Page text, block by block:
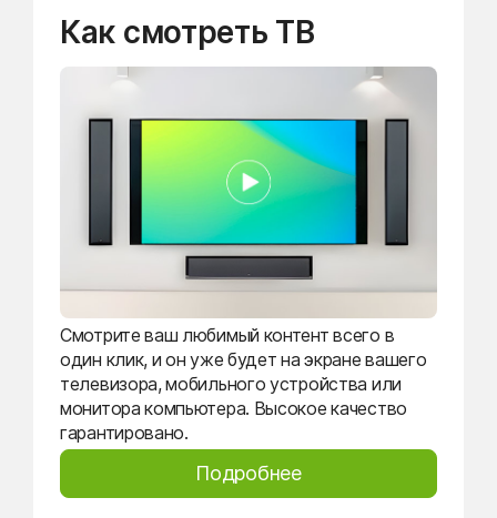
Как смотреть ТВ
Смотрите ваш любимый контент всего в
один клик, и он уже будет на экране вашего
телевизора, мобильного устройства или
монитора компьютера. Высокое качество
гарантировано.
Подробнее